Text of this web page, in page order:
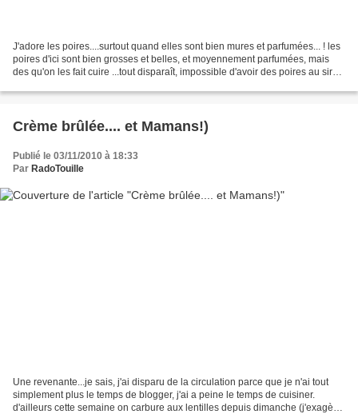
J'adore les poires....surtout quand elles sont bien mures et parfumées... ! les
poires d'ici sont bien grosses et belles, et moyennement parfumées, mais
des qu'on les fait cuire ...tout disparaît, impossible d'avoir des poires au sirop
Crème brûlée.... et Mamans!)
Publié le 03/11/2010 à 18:33
Par RadoTouille
Une revenante...je sais, j'ai disparu de la circulation parce que je n'ai tout
simplement plus le temps de blogger, j'ai a peine le temps de cuisiner.
d'ailleurs cette semaine on carbure aux lentilles depuis dimanche (j'exagère